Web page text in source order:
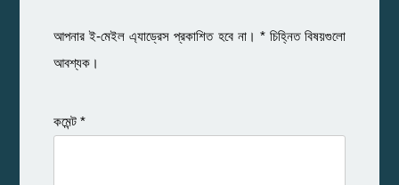
আপনার ই-মেইল এ্যাড্রেস প্রকাশিত হবে না। *চিহ্নিত বিষয়গুলো
আবশ্যক।
কমেন্ট*